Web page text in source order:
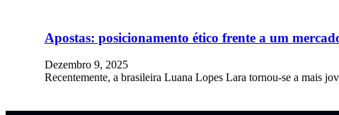
Apostas: posicionamento ético frente a um
Dezembro 9, 2025
Recentemente, a brasileira Luana Lopes Lara tornou-se a mais